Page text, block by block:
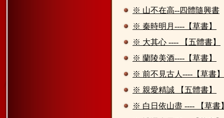
※ 山不在高--四體隨興書
※ 秦時明月----【草書】
※ 大其心 ---- 【五體書】
※ 蘭陵美酒----【草書】
※ 前不見古人----【草書】
※ 親愛精誠 【五體書】
※ 白日依山盡 ---- 【草書